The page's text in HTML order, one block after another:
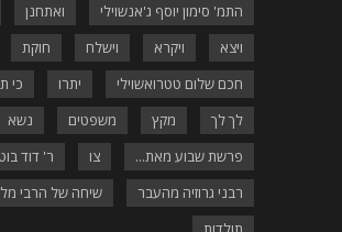
התמ' סימון יוסף ג'אנשוילי
ואתחנן
ויצא
ויקרא וישלח
חוקת
חכם שלום טטרואשוילי
יתרו כי
לך לך
מקץ משפטים נשא
פרשת שבוע מאת...
צו ר' דוד
רבני גרוזיה מהעבר
שיחה של הרבי